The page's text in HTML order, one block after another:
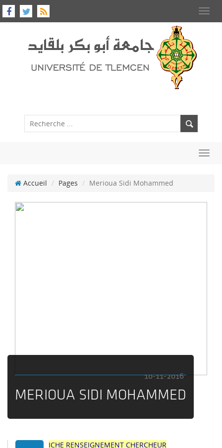
Accueil Pages Merioua Sidi Mohammed
10-11-2016
MERIOUA SIDI MOHAMMED
ICHE RENSEIGNEMENT CHERCHEUR